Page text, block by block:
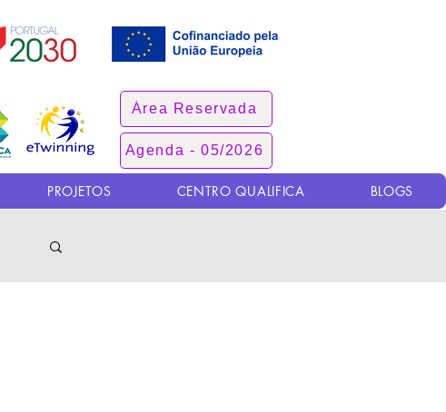
Área Reservada
Agenda - 05/2026
PROJETOS CENTRO QUALIFICA BLOGS